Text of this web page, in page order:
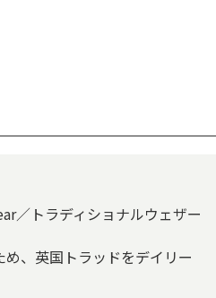
／トラディショナルウェザー
、英国トラッドをデイリー